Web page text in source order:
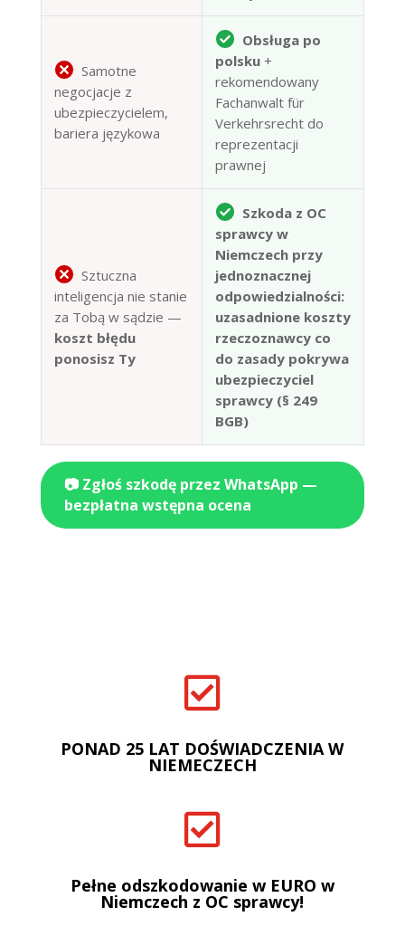
Samotne
negocjacje z
ubezpieczycielem,
bariera językowa
Obsługa po
polsku+
rekomendowany
Fachanwalt für
Verkehrsrecht do
reprezentacji
prawnej
Sztuczna
inteligencja nie stanie
za Tobą w sądzie —
koszt błędu
ponosisz Ty
Szkoda z OC
sprawcy w
Niemczech przy
jednoznacznej
odpowiedzialności:
uzasadnione koszty
rzeczoznawcy co
do zasady pokrywa
ubezpieczyciel
sprawcy (§ 249
BGB)
📷 Zgłoś szkodę przez WhatsApp —
bezpłatna wstępna ocena

PONAD 25 LAT DOŚWIADCZENIA W
NIEMECZECH

Pełne odszkodowanie w EURO w
Niemczech z OC sprawcy!